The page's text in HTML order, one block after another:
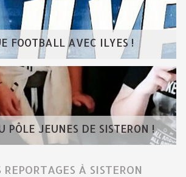
FOOTBALL AVEC ILYES !
PÔLE JEUNES DE SISTERON !
REPORTAGES À SISTERON